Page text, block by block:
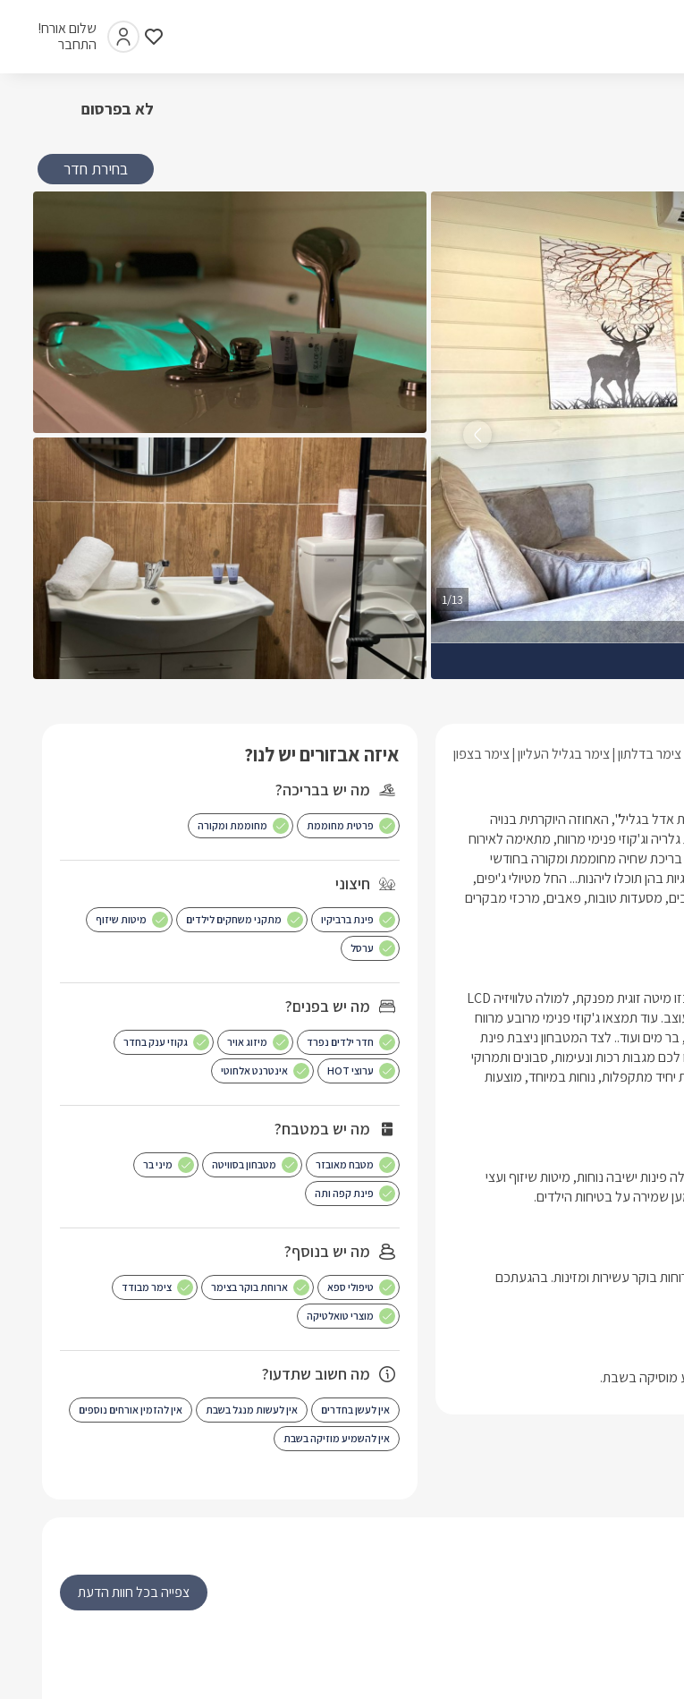
שלום אורח!
התחבר
לא בפרסום
בחירת חדר
1/13
צימר בדלתון צימר בגליל העליון צימר בצפון
שמירה על בטיחות הילדים.
מוסיקה בשבת.
איזה אבזורים יש לנו?
מה יש בבריכה?
פרטית מחוממת מחוממת ומקורה
חיצוני
פינת ברביקיו מתקני משחקים לילדים מיטות שיזוף
ערסל
מה יש בפנים?
חדר ילדים נפרד מיזוג אויר גקוזי ענק בחדר
ערוצי HOT אינטרנט אלחוטי
מה יש במטבח?
מטבח מאובזר מטבחון בסוויטה מיני בר
פינת קפה ותה
מה יש בנוסף?
טיפולי ספא ארוחת בוקר בצימר צימר מבודד
מוצרי טואלטיקה
מה חשוב שתדעו?
אין לעשן בחדרים אין לעשות מנגל בשבת אין להזמין אורחים נוספים
אין להשמיע מוזיקה בשבת
צפייה בכל חוות הדעת